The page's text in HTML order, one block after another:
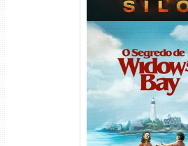
O Segredo de
1ª Temporada
WEB-DL 1080p